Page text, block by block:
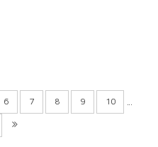
6 7 8 9 10